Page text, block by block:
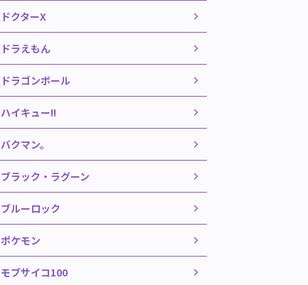
ドクターX
ドラえもん
ドラゴンボール
ハイキュー!!
バクマン。
ブラック・ラグーン
ブルーロック
ポケモン
モブサイコ100